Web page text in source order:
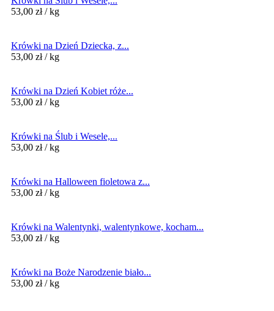
53,00 zł / kg
Krówki na Dzień Dziecka, z...
53,00 zł / kg
Krówki na Dzień Kobiet róże...
53,00 zł / kg
Krówki na Ślub i Wesele,...
53,00 zł / kg
Krówki na Halloween fioletowa z...
53,00 zł / kg
Krówki na Walentynki, walentynkowe, kocham...
53,00 zł / kg
Krówki na Boże Narodzenie biało...
53,00 zł / kg